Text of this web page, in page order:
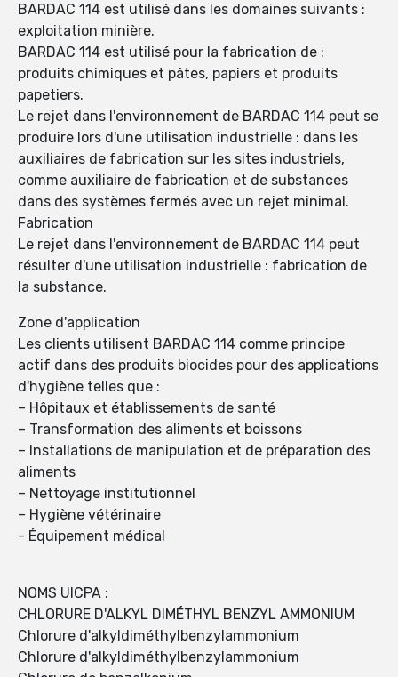
BARDAC 114 est utilisé dans les domaines suivants :
exploitation minière.
BARDAC 114 est utilisé pour la fabrication de :
produits chimiques et pâtes, papiers et produits
papetiers.
Le rejet dans l'environnement de BARDAC 114 peut se
produire lors d'une utilisation industrielle : dans les
auxiliaires de fabrication sur les sites industriels,
comme auxiliaire de fabrication et de substances
dans des systèmes fermés avec un rejet minimal.
Fabrication
Le rejet dans l'environnement de BARDAC 114 peut
résulter d'une utilisation industrielle : fabrication de
la substance.
Zone d'application
Les clients utilisent BARDAC 114 comme principe
actif dans des produits biocides pour des applications
d'hygiène telles que :
– Hôpitaux et établissements de santé
– Transformation des aliments et boissons
– Installations de manipulation et de préparation des
aliments
– Nettoyage institutionnel
– Hygiène vétérinaire
- Équipement médical
NOMS UICPA :
CHLORURE D'ALKYL DIMÉTHYL BENZYL AMMONIUM
Chlorure d'alkyldiméthylbenzylammonium
Chlorure d'alkyldiméthylbenzylammonium